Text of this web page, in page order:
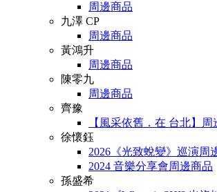
周邊商品
九澤 CP
周邊商品
黃鴻升
周邊商品
陳零九
周邊商品
齊豫
【風采依舊．在 台北】周
徐懷鈺
2026《光致蛻變》巡演周
2024 音樂分享會周邊商品
孫盛希